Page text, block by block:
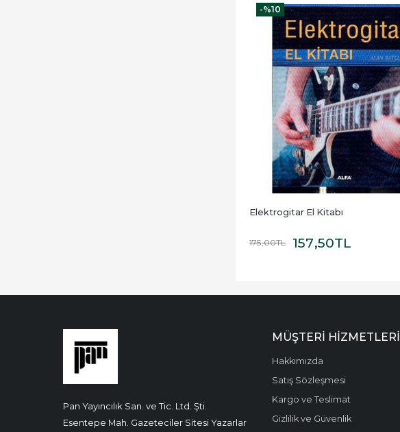
-%10
Elektrogitar El Kitabı
175,00TL 157,50TL
Pan Yayıncılık San. ve Tic. Ltd. Şti.
Esentepe Mah. Gazeteciler Sitesi Yazarlar
MÜŞTERI HIZMETLERI
Hakkımızda
Satış Sözleşmesi
Kargo ve Teslimat
Gizlilik ve Güvenlik